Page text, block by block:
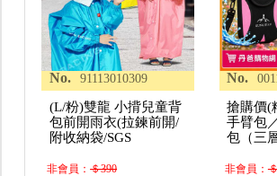
No. 91113010309
(L/粉)雙龍 小揹兒童背
包前開雨衣(拉鍊前開/
附收納袋/SGS
非會員：＄390
No.
搶購價(
手臂包
包（三
非會員：